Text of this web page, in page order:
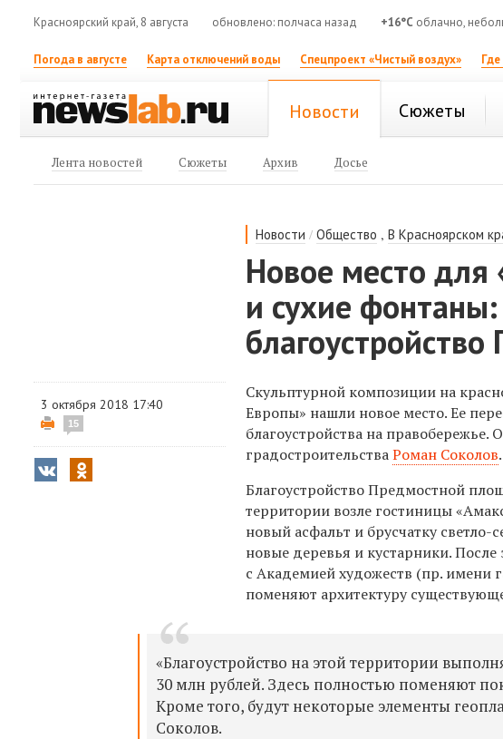
Красноярский край, 8 августа обновлено: полчаса назад +16°C облачно,
Погода в августе Карта отключений воды Спецпроект «Чистый воздух»
Новости Сюжеты
Лента новостей Сюжеты Архив Досье
Новости /Общество ,В Красноярском
Новое место
и сухие
3 октября 2018 17:40
15
Скульптурной композиции на
Европы» нашли новое место. Ее
благоустройства на
градостроительстваРоман Соколов.
Благоустройство Предмостной
территории возле гостиницы
новый асфальт и брусчатку светло-
новые деревья и кустарники.После
с Академией художеств (пр. имени
поменяют архитектуру
«Благоустройство на этой территории
30 млн рублей. Здесь полностью поменяют
Кроме того, будут некоторые элементы
Соколов.